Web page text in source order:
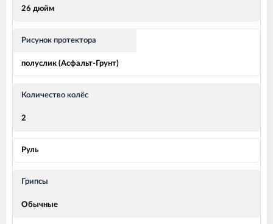
26 дюйм
Рисунок протектора
полуслик (Асфальт-Грунт)
Количество колёс
2
Руль
Грипсы
Обычные